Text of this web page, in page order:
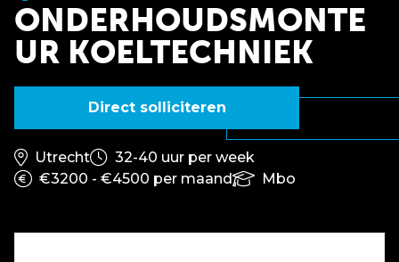
ONDERHOUDSMONTE
UR KOELTECHNIEK
Direct solliciteren
Utrecht
32-40 uur per week
€3200 - €4500 per maand
Mbo